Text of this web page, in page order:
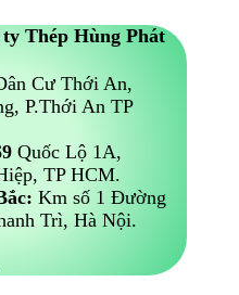
Thép Hùng Phát
Cư Thới An,
P.Thới An TP
Quốc Lộ 1A,
TP HCM.
Km số 1 Đường
Trì, Hà Nội.